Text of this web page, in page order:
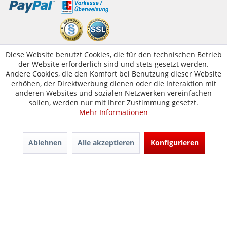
Kundenservice
Servicetelefon:05223-1830016
E-Mail:kontakt@tuer-und-zarge.de
© Tür-und-Zarge.de 2017
Diese Website benutzt Cookies, die für den technischen Betrieb
der Website erforderlich sind und stets gesetzt werden.
Andere Cookies, die den Komfort bei Benutzung dieser Website
erhöhen, der Direktwerbung dienen oder die Interaktion mit
anderen Websites und sozialen Netzwerken vereinfachen
sollen, werden nur mit Ihrer Zustimmung gesetzt.
Mehr Informationen
Ablehnen Alle akzeptieren Konfigurieren